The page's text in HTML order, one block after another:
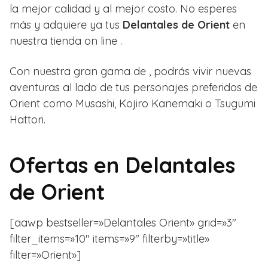
la mejor calidad y al mejor costo. No esperes
más y adquiere ya tus Delantales de Orient en
nuestra tienda on line .
Con nuestra gran gama de , podrás vivir nuevas
aventuras al lado de tus personajes preferidos de
Orient como Musashi, Kojiro Kanemaki o Tsugumi
Hattori.
Ofertas en Delantales
de Orient
[aawp bestseller=»Delantales Orient» grid=»3″
filter_items=»10″ items=»9″ filterby=»title»
filter=»Orient»]